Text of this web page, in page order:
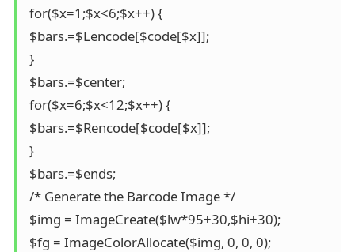
for($x=1;$x<6;$x++) {
$bars.=$Lencode[$code[$x]];
}
$bars.=$center;
for($x=6;$x<12;$x++) {
$bars.=$Rencode[$code[$x]];
}
$bars.=$ends;
/* Generate the Barcode Image */
$img = ImageCreate($lw*95+30,$hi+30);
$fg = ImageColorAllocate($img, 0, 0, 0);